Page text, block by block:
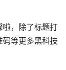
啦，除了标题打
等更多黑科技